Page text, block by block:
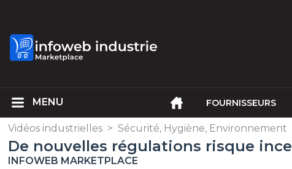
FOURNISSEURS
Vidéos industrielles > Sécurité, Hygiène, Environnement
De nouvelles régulations risque
INFOWEB MARKETPLACE